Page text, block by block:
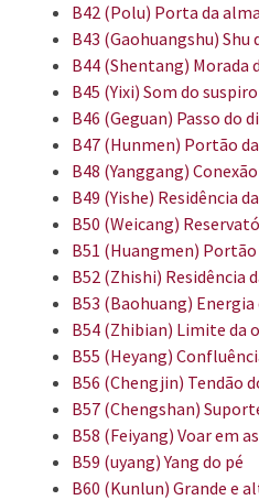
B42 (Polu) Porta da
B43 (Gaohuangshu) Shu
B44 (Shentang) Morada
B45 (Yixi) Som do suspiro
B46 (Geguan) Passo do
B47 (Hunmen) Portão
B48 (Yanggang)
B49 (Yishe) Residência
B50 (Weicang)
B51 (Huangmen)
B52 (Zhishi) Residência
B53 (Baohuang) Energia
B54 (Zhibian) Limite da
B55 (Heyang)
B56 (Chengjin) Tendão
B57 (Chengshan)
B58 (Feiyang) Voar em
B59 (uyang) Yang do pé
B60 (Kunlun) Grande e